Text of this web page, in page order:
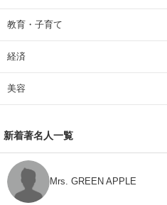
教育・子育て
経済
美容
新着著名人一覧
Mrs. GREEN APPLE